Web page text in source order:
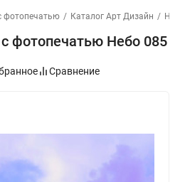
фотопечатью / Каталог Арт Дизайн /
фотопечатью Небо 085
Сравнение